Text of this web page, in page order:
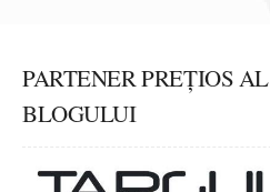
PARTENER PREȚIOS AL
BLOGULUI